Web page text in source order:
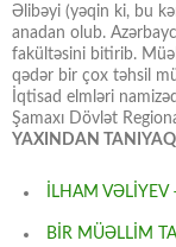
Əlibəyi (yəqin ki, bu
anadan olub.
fakültəsini bitirib.
qədər bir çox təhsil
İqtisad elmləri
Şamaxı Dövlət
YAXINDAN
İLHAM
BİR MÜƏLLİM